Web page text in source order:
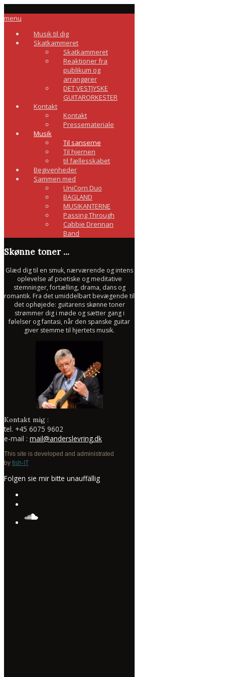
menu
Musik til dig
Skatkammeret
Skatkammeret
Reaktioner fra
publikum og
arrangører
DET VESTJYSKE
GUITARORKESTER
Kontakt
Kontakt
Pressemateriale
Musik
Til sanserne
Til hjernen
til fællesskabet
Begivenheder
Sammen med
UniCorn Duo
BAGLAND
MUSIKANTERNE
Passing Through
Cabbie Drennan
Band
Skønne toner ...
Glæd dig til en smuk, nærværende og intens
oplevelse af poetiske og meditative
stemninger, fortælling, drama, dans og
romantik. Fra det umiddelbart bevægende til
det ophøjede: guitarens skønne toner
strømmer dig i møde og sætter gang i
følelser og fantasi, når den spanske guitar
giver stemme til hjertets musik.
Kontakt mig :
tel. +45 6075 9602
e-mail : mail@anderslevring.dk
This site is developed and administrated
by fish-IT
Folgen sie mir bitte unauffällig